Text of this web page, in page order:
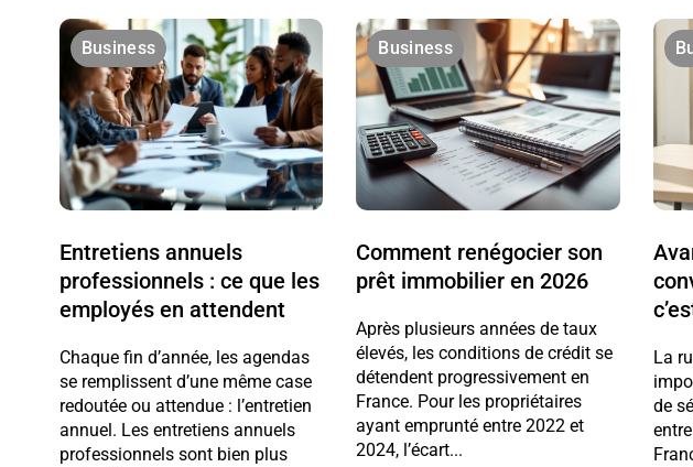
Business
Entretiens annuels
professionnels : ce que les
employés en attendent
Chaque fin d’année, les agendas
se remplissent d’une même case
redoutée ou attendue : l’entretien
annuel. Les entretiens annuels
professionnels sont bien plus
Business
Comment renégocier son
prêt immobilier en 2026
Après plusieurs années de taux
élevés, les conditions de crédit se
détendent progressivement en
France. Pour les propriétaires
ayant emprunté entre 2022 et
2024, l’écart...
La
de